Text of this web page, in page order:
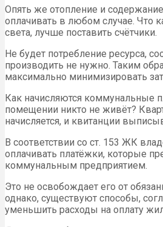
Опять же отопление и
оплачивать в любом случае. Что
света, лучше поставить счётчики.
Не будет потребление ресурса,
производить не нужно. Таким
максимально минимизировать
Как начисляются коммунальные
помещении никто не живёт?
начисляется, и квитанции
В соответствии со ст. 153 ЖК
оплачивать платёжки, которые
коммунальным предприятием.
Это не освобождает его от
однако, существуют способы,
уменьшить расходы на оплату